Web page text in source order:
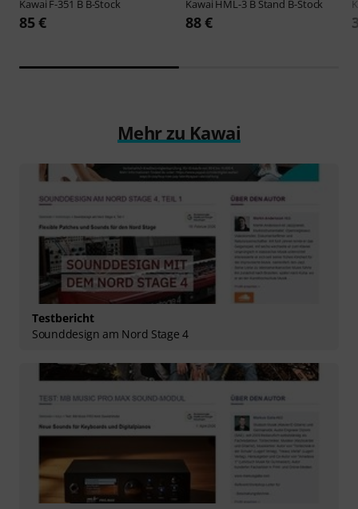
Kawai F-351 B B-Stock
85 €
Kawai HML-3 B Stand B-Stock
88 €
Mehr zu Kawai
Testbericht
Sounddesign am Nord Stage 4